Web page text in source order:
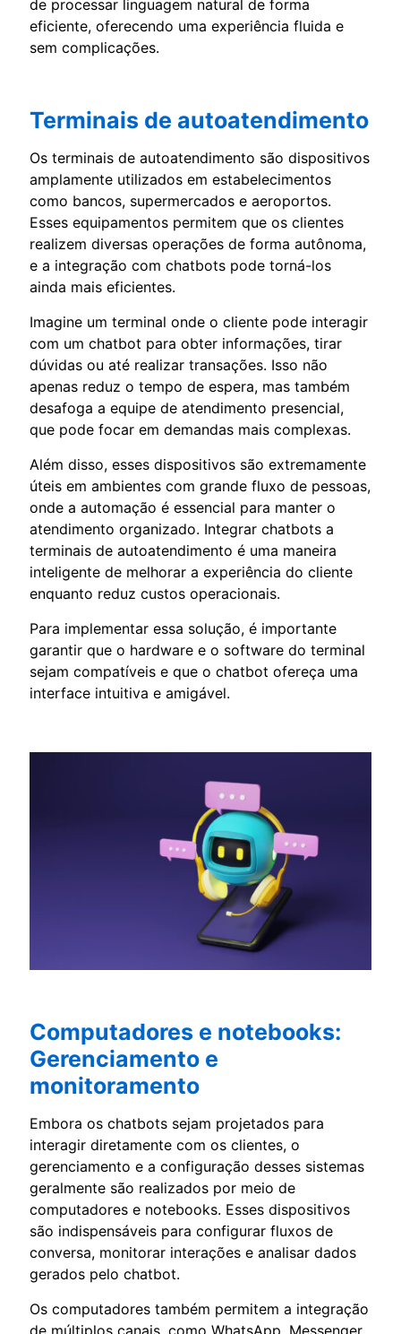
de processar linguagem natural de forma
eficiente, oferecendo uma experiência fluida e
sem complicações.
Terminais de autoatendimento
Os terminais de autoatendimento são dispositivos
amplamente utilizados em estabelecimentos
como bancos, supermercados e aeroportos.
Esses equipamentos permitem que os clientes
realizem diversas operações de forma autônoma,
e a integração com chatbots pode torná-los
ainda mais eficientes.
Imagine um terminal onde o cliente pode interagir
com um chatbot para obter informações, tirar
dúvidas ou até realizar transações. Isso não
apenas reduz o tempo de espera, mas também
desafoga a equipe de atendimento presencial,
que pode focar em demandas mais complexas.
Além disso, esses dispositivos são extremamente
úteis em ambientes com grande fluxo de pessoas,
onde a automação é essencial para manter o
atendimento organizado. Integrar chatbots a
terminais de autoatendimento é uma maneira
inteligente de melhorar a experiência do cliente
enquanto reduz custos operacionais.
Para implementar essa solução, é importante
garantir que o hardware e o software do terminal
sejam compatíveis e que o chatbot ofereça uma
interface intuitiva e amigável.
Computadores e notebooks:
Gerenciamento e
monitoramento
Embora os chatbots sejam projetados para
interagir diretamente com os clientes, o
gerenciamento e a configuração desses sistemas
geralmente são realizados por meio de
computadores e notebooks. Esses dispositivos
são indispensáveis para configurar fluxos de
conversa, monitorar interações e analisar dados
gerados pelo chatbot.
Os computadores também permitem a integração